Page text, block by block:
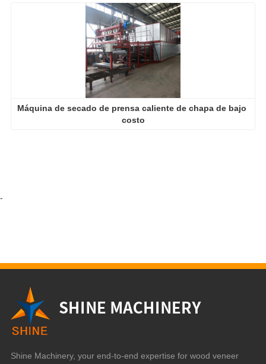
Máquina de secado de prensa caliente de chapa de bajo
costo
Shine Machinery, your end-to-end expertise for wood veneer
production!